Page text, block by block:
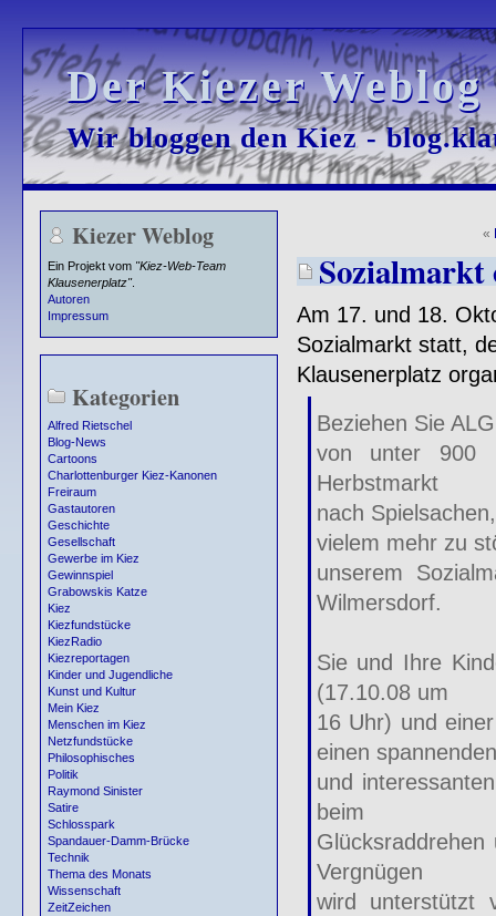
Der Kiezer
Der Kiezer
Wir bloggen den Kiez -
Wir bloggen den Kiez -
Kiezer Weblog
Ein Projekt vom "Kiez-Web-Team
Klausenerplatz".
Autoren
Impressum
Kategorien
Alfred Rietschel
Blog-News
Cartoons
Charlottenburger Kiez-Kanonen
Freiraum
Gastautoren
Geschichte
Gesellschaft
Gewerbe im Kiez
Gewinnspiel
Grabowskis Katze
Kiez
Kiezfundstücke
KiezRadio
Kiezreportagen
Kinder und Jugendliche
Kunst und Kultur
Mein Kiez
Menschen im Kiez
Netzfundstücke
Philosophisches
Politik
Raymond Sinister
Satire
Schlosspark
Spandauer-Damm-Brücke
Technik
Thema des Monats
Wissenschaft
ZeitZeichen
«
Sozialmarkt
Am 17. und 18.
Sozialmarkt statt,
Klausenerplatz
Beziehen Sie
von unter 900
Herbstmarkt
nach
vielem mehr zu
unserem
Wilmersdorf.
Sie und Ihre
(17.10.08 um
16 Uhr) und
einen spannenden
und
beim
Vergnügen
wird unterstützt